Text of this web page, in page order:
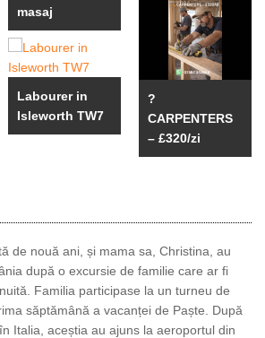
masaj
Labourer in
Isleworth TW7
?
CARPENTERS
– £320/zi
de nouă ani, și mama sa, Christina, au
după o excursie de familie care ar fi
Familia participase la un turneu de
săptămână a vacanței de Paște. După
Italia, aceștia au ajuns la aeroportul din